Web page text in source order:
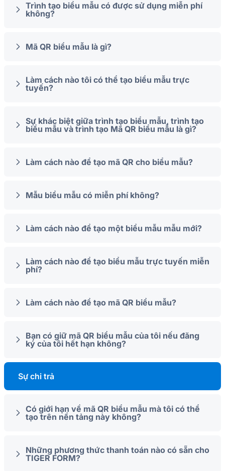
Trình tạo biểu mẫu có được sử dụng miễn phí
không?
Mã QR biểu mẫu là gì?
Làm cách nào tôi có thể tạo biểu mẫu trực
tuyến?
Sự khác biệt giữa trình tạo biểu mẫu, trình tạo
biểu mẫu và trình tạo Mã QR biểu mẫu là gì?
Làm cách nào để tạo mã QR cho biểu mẫu?
Mẫu biểu mẫu có miễn phí không?
Làm cách nào để tạo một biểu mẫu mẫu mới?
Làm cách nào để tạo biểu mẫu trực tuyến miễn
phí?
Làm cách nào để tạo mã QR biểu mẫu?
Bạn có giữ mã QR biểu mẫu của tôi nếu đăng
ký của tôi hết hạn không?
Sự chi trả
Có giới hạn về mã QR biểu mẫu mà tôi có thể
tạo trên nền tảng này không?
Những phương thức thanh toán nào có sẵn cho
TIGER FORM?